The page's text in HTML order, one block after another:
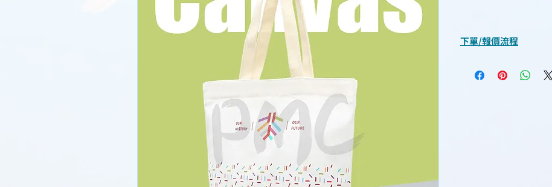
下單/報價流程
查詢或報價”